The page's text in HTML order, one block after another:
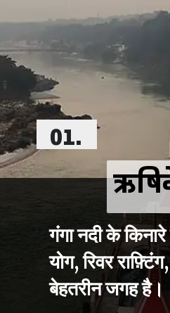
गंगा नदी के
योग, रिवर
बेहतरीन जगह है।
01.